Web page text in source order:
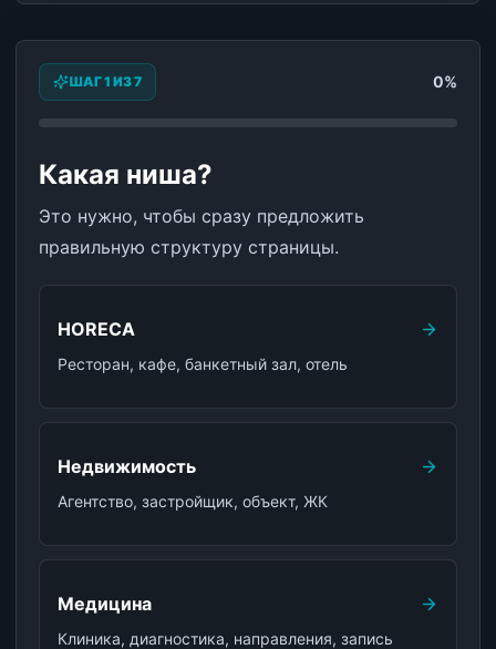
ШАГ 1 ИЗ 7 0%
Какая ниша?
Это нужно, чтобы сразу предложить
правильную структуру страницы.
HORECA
Ресторан, кафе, банкетный зал, отель
Недвижимость
Агентство, застройщик, объект, ЖК
Медицина
Клиника, диагностика, направления, запись